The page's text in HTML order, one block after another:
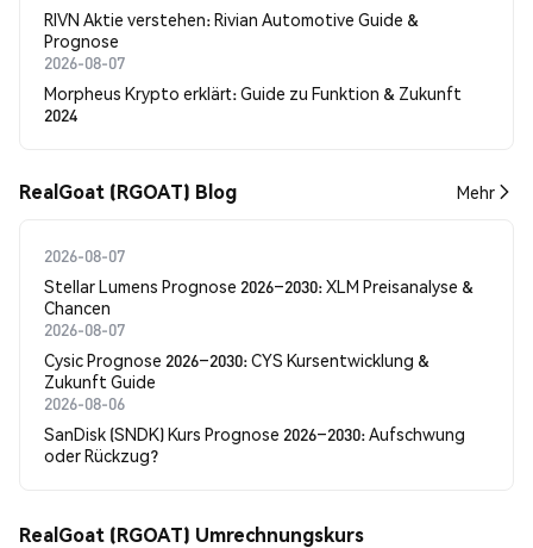
RIVN Aktie verstehen: Rivian Automotive Guide &
Prognose
2026-08-07
Morpheus Krypto erklärt: Guide zu Funktion & Zukunft
2024
RealGoat (RGOAT) Blog Mehr
2026-08-07
Stellar Lumens Prognose 2026–2030: XLM Preisanalyse &
Chancen
2026-08-07
Cysic Prognose 2026–2030: CYS Kursentwicklung &
Zukunft Guide
2026-08-06
SanDisk (SNDK) Kurs Prognose 2026–2030: Aufschwung
oder Rückzug?
RealGoat (RGOAT) Umrechnungskurs